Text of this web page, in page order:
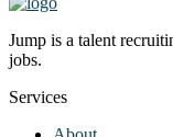
Jump is a talent
jobs.
Services